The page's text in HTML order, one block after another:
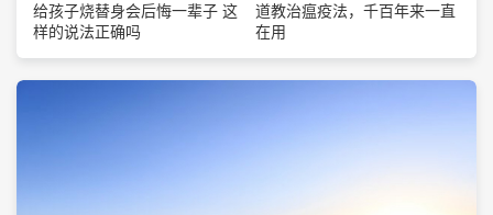
给孩子烧替身会后悔一辈子 这
样的说法正确吗
道教治瘟疫法，千百年来一直
在用